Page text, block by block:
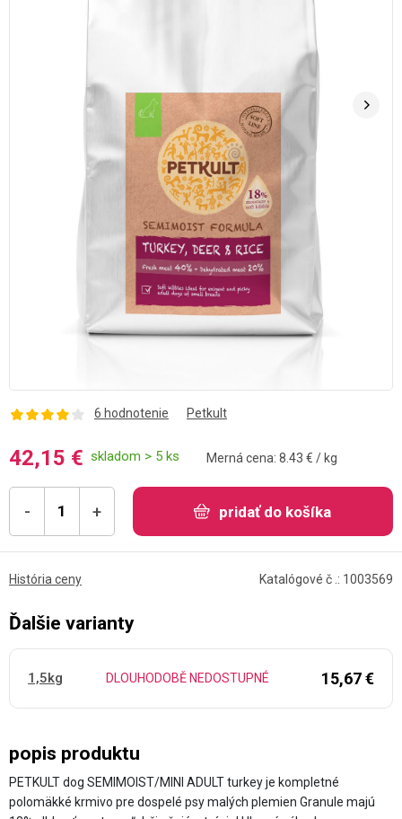
6 hodnotenie Petkult
popis produktu
PETKULT dog SEMIMOIST/MINI ADULT turkey je kompletné
polomäkké krmivo pre dospelé psy malých plemien Granule majú
42,15 € skladom > 5 ks Merná cena: 8.43 € / kg
- + pridať do košíka
História ceny Katalógové č .: 1003569
Ďalšie varianty
1,5kg DLOUHODOBĚ NEDOSTUPNÉ 15,67 €